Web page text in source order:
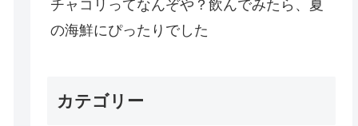
チャコリってなんぞや？飲んでみたら、夏
の海鮮にぴったりでした
カテゴリー